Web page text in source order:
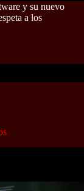
y su nuevo
a los